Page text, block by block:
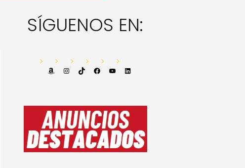
SÍGUENOS EN:
AmazonInstagram
TikTokFacebook
YouTubeLinkedIn